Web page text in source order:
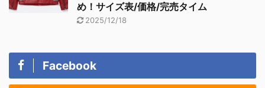
め！サイズ表/価格/完売タイム
2025/12/18
Facebook